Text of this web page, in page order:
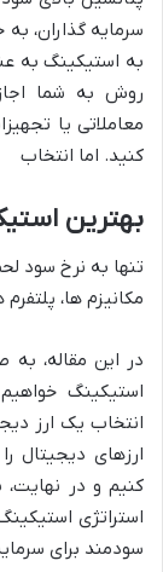
سرمایه گذاران،
به استیکینگ به
روش به شما
معاملاتی یا
کنید. اما انتخاب
بهترین
تنها به نرخ سود
مکانیزم ها،
در این مقاله،
استیکینگ
انتخاب یک ارز
کنیم و در
استراتژی
سودمند برای